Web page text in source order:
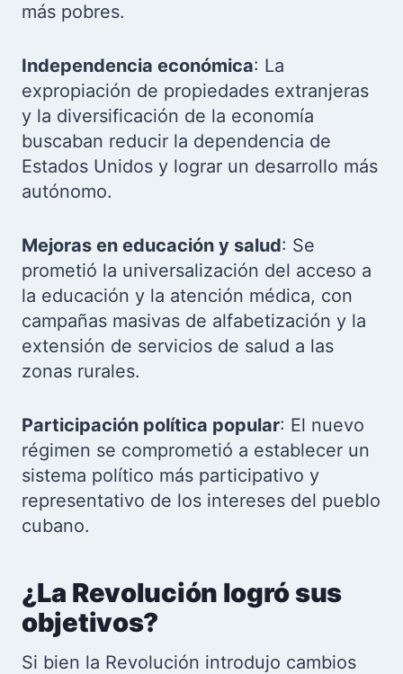
más pobres.
Independencia económica: La
expropiación de propiedades extranjeras
y la diversificación de la economía
buscaban reducir la dependencia de
Estados Unidos y lograr un desarrollo más
autónomo.
Mejoras en educación y salud: Se
prometió la universalización del acceso a
la educación y la atención médica, con
campañas masivas de alfabetización y la
extensión de servicios de salud a las
zonas rurales.
Participación política popular: El nuevo
régimen se comprometió a establecer un
sistema político más participativo y
representativo de los intereses del pueblo
cubano.
¿La Revolución logró sus
objetivos?
Si bien la Revolución introdujo cambios